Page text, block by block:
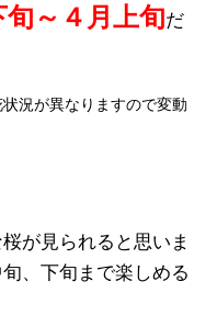
旬～４月上旬だ
況が異なりますので変動
が見られると思いま
、下旬まで楽しめる